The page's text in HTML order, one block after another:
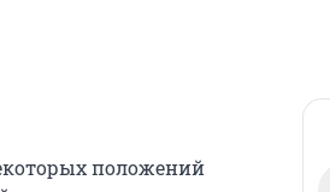
положений